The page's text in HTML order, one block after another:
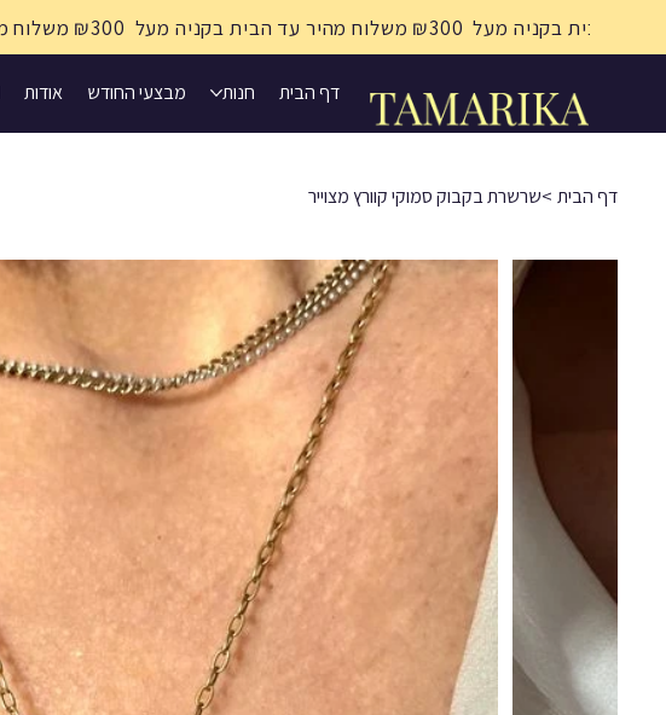
דף הבית חנות מבצעי החודש אודות
דף הבית >שרשרת בקבוק סמוקי קוורץ מצוייר